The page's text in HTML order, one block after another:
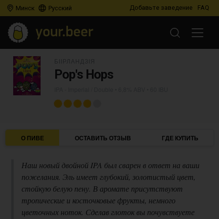
Минск Русский Добавьте заведение FAQ
Pop's Hops
О ПИВЕ ОСТАВИТЬ ОТЗЫВ ГДЕ КУПИТЬ
Наш новый двойной IPA был сварен в ответ на ваши
пожелания. Эль имеет глубокий, золотистый цвет,
стойкую белую пену. В аромате присутствуют
тропические и косточковые фрукты, немного
цветочных ноток. Сделав глоток вы почувствуете